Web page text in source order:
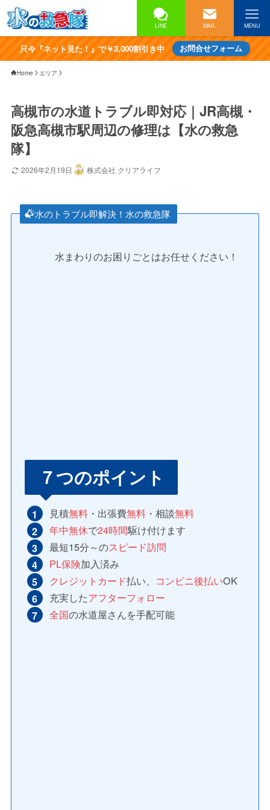
LINE MAIL MENU
只今『ネット見た！』で￥3,000割引き中 お問合せフォーム
Home エリア
高槻市の水道トラブル即対応｜JR高槻・
阪急高槻市駅周辺の修理は【水の救急
隊】
2026年2月19日 株式会社 クリアライフ
水のトラブル即解決！水の救急隊
水まわりのお困りごとはお任せください！
７つのポイント
見積無料・出張費無料・相談無料
年中無休で24時間駆け付けます
最短15分～のスピード訪問
PL保険加入済み
クレジットカード払い、 コンビニ後払いOK
充実したアフターフォロー
全国の水道屋さんを手配可能